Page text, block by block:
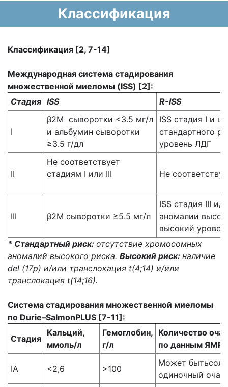
Классификация
Классификация [2, 7-14]
Международная система стадирования
множественной миеломы (ISS) [2]:
Стадия ISS R-ISS
I
β2M сыворотки <3.5 мг/л
и альбумин сыворотки
≥3.5 г/дл
ISS стадия I и
стандартного
уровень ЛДГ
II
Не соответствует
стадиям I или III
Не
III β2M сыворотки ≥5.5 мг/л
ISS стадия III и/
аномалии
высокий
* Стандартный риск: отсутствие хромосомных
аномалий высокого риска. Высокий риск: наличие
del (17p) и/или транслокация t(4;14) и/или
транслокация t(14;16).
Система стадирования множественной миеломы
по Durie–SalmonPLUS [7-11]:
Стадия
Кальций,
ммоль/л
Гемоглобин,
г/л
Количество
по данным
IА <2,6 >100
Может
одиночный очаг